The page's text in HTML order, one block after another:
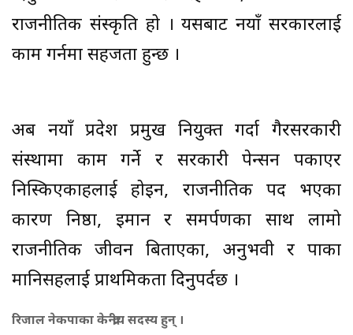
राजनीतिक संस्कृति हो । यसबाट नयाँ सरकारलाई
काम गर्नमा सहजता हुन्छ ।
अब नयाँ प्रदेश प्रमुख नियुक्त गर्दा गैरसरकारी
संस्थामा काम गर्ने र सरकारी पेन्सन पकाएर
निस्किएकाहरुलाई होइन, राजनीतिक पद भएका
कारण निष्ठा, इमान र समर्पणका साथ लामो
राजनीतिक जीवन बिताएका, अनुभवी र पाका
मानिसहरुलाई प्राथमिकता दिनुपर्दछ ।
रिजाल नेकपाका केन्द्रीय सदस्य हुन् ।